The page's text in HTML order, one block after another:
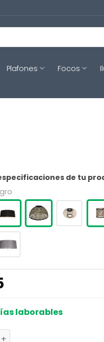
Plafones Focos
de tu
laborables
de lámpara cónica